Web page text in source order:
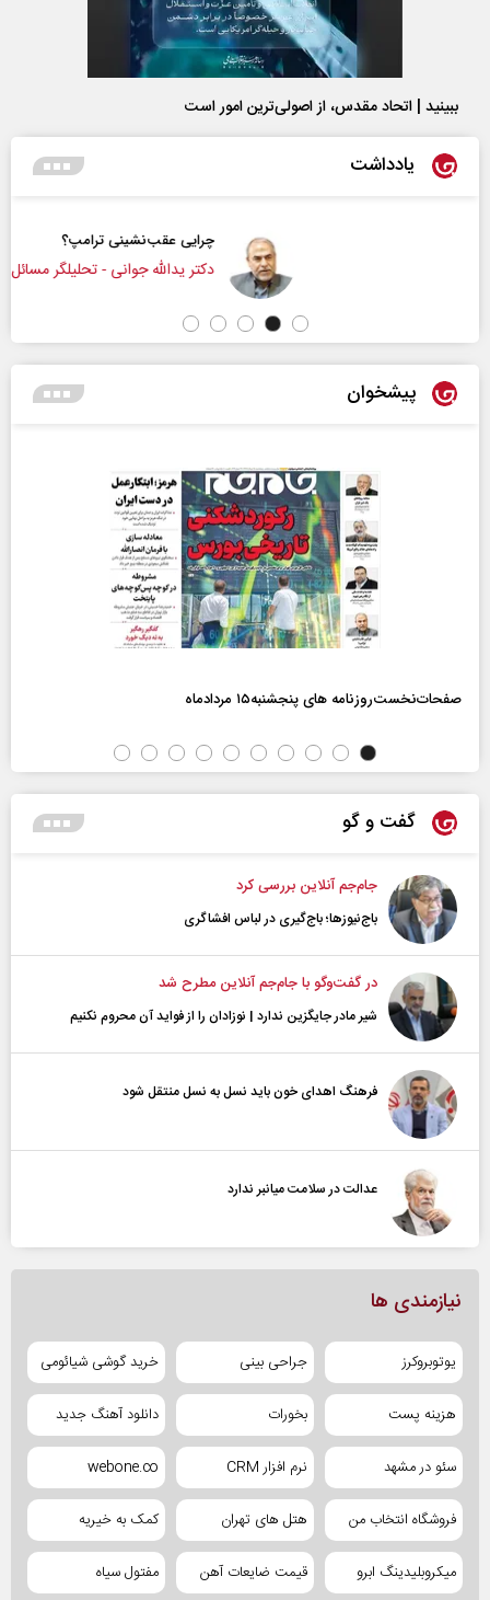
ببینید | اتحاد مقدس، از اصولی‌ترین امور است
یادداشت
چرایی عقب‌نشینی ترامپ؟
دکتر یدالله جوانی - تحلیلگر مسائل سیاسی
پیشخوان
صفحات‌نخست‌روزنامه ها‌ی پنجشنبه‌۱۵ مردادماه
گفت و گو
جام‌جم آنلاین بررسی کرد
باج‌نیوزها؛ باج‌گیری در لباس افشاگری
در گفت‌و‌گو با جام‌جم آنلاین مطرح شد
شیر مادر جایگزین ندارد | نوزادان را از فواید آن محروم نکنیم
فرهنگ اهدای خون باید نسل به نسل منتقل شود
عدالت در سلامت میانبر ندارد
نیازمندی ها
یوتوبروکرز جراحی بینی خرید گوشی شیائومی
هزینه پست بخورات دانلود آهنگ جدید
سئو در مشهد نرم افزار CRM webone.co
فروشگاه انتخاب من هتل های تهران کمک به خیریه
میکروبلیدینگ ابرو قیمت ضایعات آهن مفتول سیاه